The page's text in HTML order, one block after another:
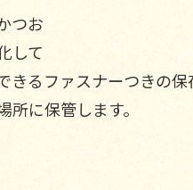
つお
して
るファスナーつきの保
に保管します。